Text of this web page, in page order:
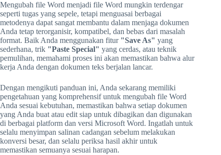
Mengubah file Word menjadi file Word mungkin terdengar
seperti tugas yang sepele, tetapi menguasai berbagai
metodenya dapat sangat membantu dalam menjaga dokumen
Anda tetap terorganisir, kompatibel, dan bebas dari masalah
format. Baik Anda menggunakan fitur "Save As" yang
sederhana, trik "Paste Special" yang cerdas, atau teknik
pemulihan, memahami proses ini akan memastikan bahwa alur
kerja Anda dengan dokumen teks berjalan lancar.
Dengan mengikuti panduan ini, Anda sekarang memiliki
pengetahuan yang komprehensif untuk mengubah file Word
Anda sesuai kebutuhan, memastikan bahwa setiap dokumen
yang Anda buat atau edit siap untuk dibagikan dan digunakan
di berbagai platform dan versi Microsoft Word. Ingatlah untuk
selalu menyimpan salinan cadangan sebelum melakukan
konversi besar, dan selalu periksa hasil akhir untuk
memastikan semuanya sesuai harapan.